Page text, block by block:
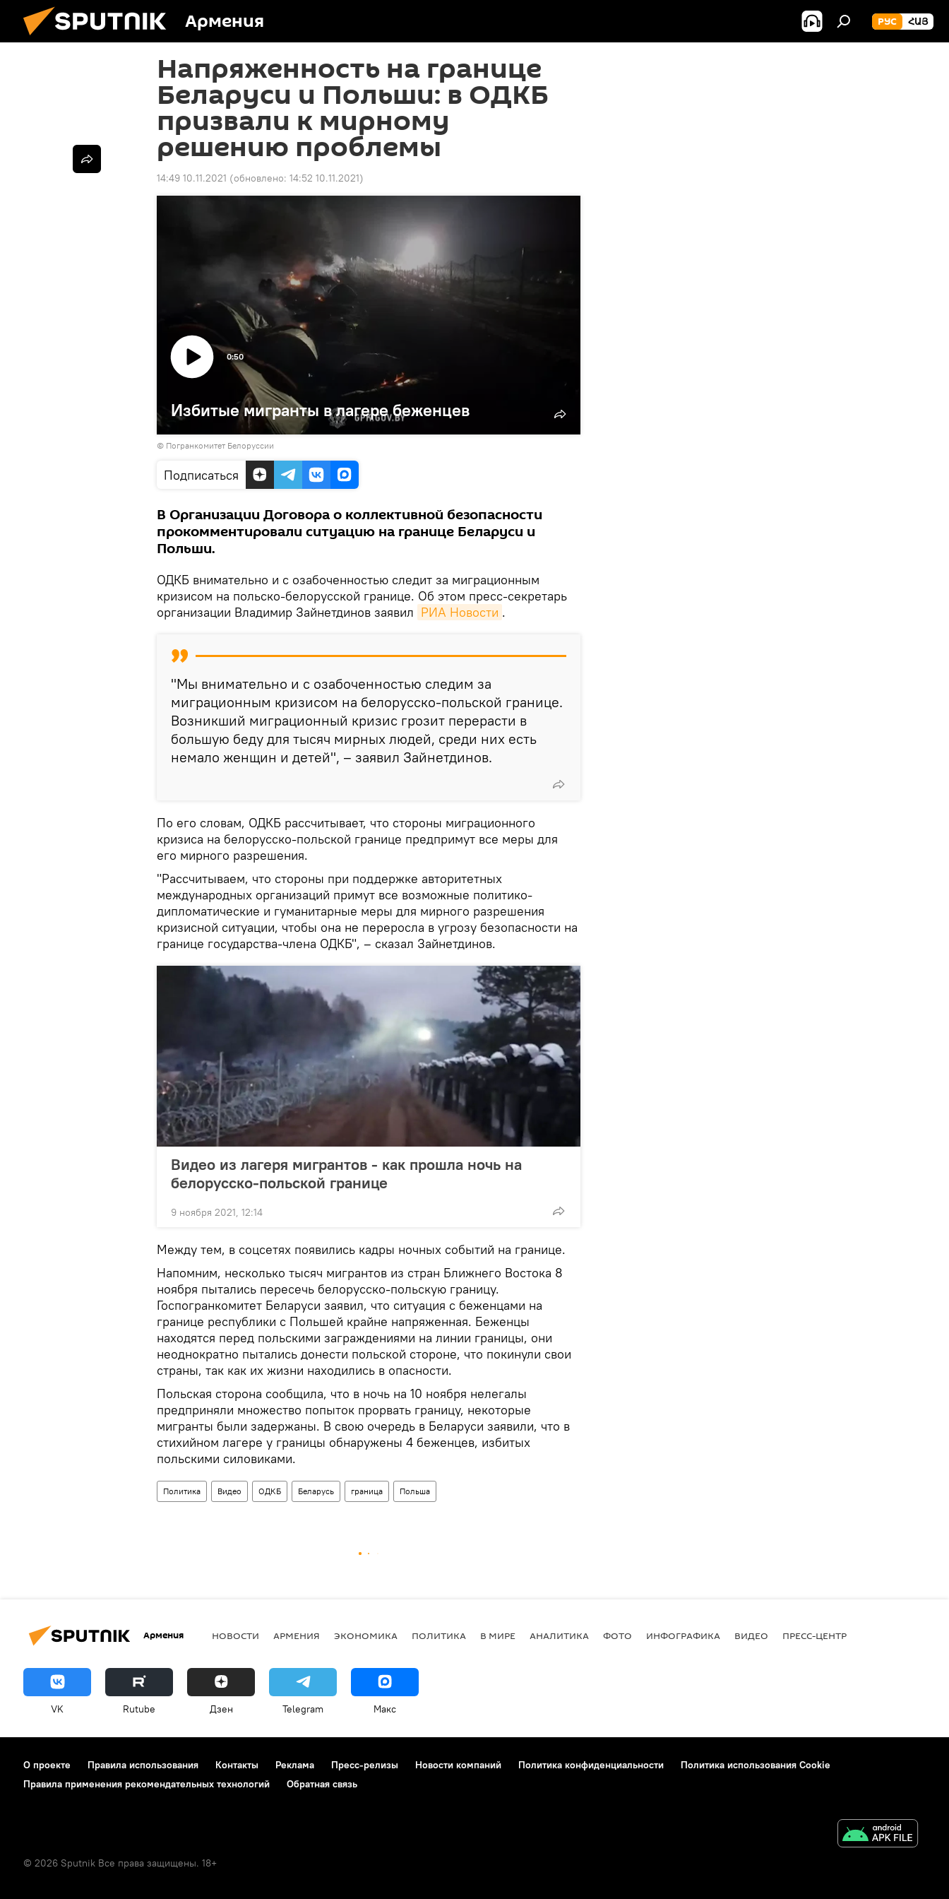
Армения РУС ՀԱՅ
Напряженность на границе
Беларуси и Польши: в ОДКБ
призвали к мирному
решению проблемы
14:49 10.11.2021 (обновлено: 14:52 10.11.2021)
Избитые мигранты в лагере беженцев
0:50
© Погранкомитет Белоруссии
Подписаться
В Организации Договора о коллективной безопасности
прокомментировали ситуацию на границе Беларуси и
Польши.
ОДКБ внимательно и с озабоченностью следит за миграционным
кризисом на польско-белорусской границе. Об этом пресс-секретарь
организации Владимир Зайнетдинов заявил РИА Новости .
"Мы внимательно и с озабоченностью следим за
миграционным кризисом на белорусско-польской границе.
Возникший миграционный кризис грозит перерасти в
большую беду для тысяч мирных людей, среди них есть
немало женщин и детей", – заявил Зайнетдинов.
По его словам, ОДКБ рассчитывает, что стороны миграционного
кризиса на белорусско-польской границе предпримут все меры для
его мирного разрешения.
"Рассчитываем, что стороны при поддержке авторитетных
международных организаций примут все возможные политико-
дипломатические и гуманитарные меры для мирного разрешения
кризисной ситуации, чтобы она не переросла в угрозу безопасности на
границе государства-члена ОДКБ", – сказал Зайнетдинов.
Видео из лагеря мигрантов - как прошла ночь на
белорусско-польской границе
9 ноября 2021, 12:14
Между тем, в соцсетях появились кадры ночных событий на границе.
Напомним, несколько тысяч мигрантов из стран Ближнего Востока 8
ноября пытались пересечь белорусско-польскую границу.
Госпогранкомитет Беларуси заявил, что ситуация с беженцами на
границе республики с Польшей крайне напряженная. Беженцы
находятся перед польскими заграждениями на линии границы, они
неоднократно пытались донести польской стороне, что покинули свои
страны, так как их жизни находились в опасности.
Польская сторона сообщила, что в ночь на 10 ноября нелегалы
предприняли множество попыток прорвать границу, некоторые
мигранты были задержаны. В свою очередь в Беларуси заявили, что в
стихийном лагере у границы обнаружены 4 беженцев, избитых
польскими силовиками.
Политика Видео ОДКБ Беларусь граница Польша
Армения НОВОСТИ АРМЕНИЯ ЭКОНОМИКА ПОЛИТИКА В МИРЕ АНАЛИТИКА ФОТО ИНФОГРАФИКА ВИДЕО ПРЕСС-ЦЕНТР
VK Rutube Дзен Telegram Макс
О проекте Правила использования Контакты Реклама Пресс-релизы Новости компаний Политика конфиденциальности
Политика использования Cookie
Правила применения рекомендательных технологий
Обратная связь
© 2026 Sputnik Все права защищены. 18+